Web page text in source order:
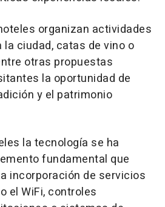
organizan actividades
ciudad, catas de vino o
otras propuestas
la oportunidad de
y el patrimonio
la tecnología se ha
fundamental que
incorporación de servicios
el WiFi, controles